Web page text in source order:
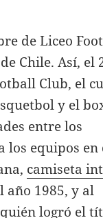
de Liceo
Chile. Así, el
Club, el
y el
entre los
los equipos en
camiseta
año 1985, y al
logró el